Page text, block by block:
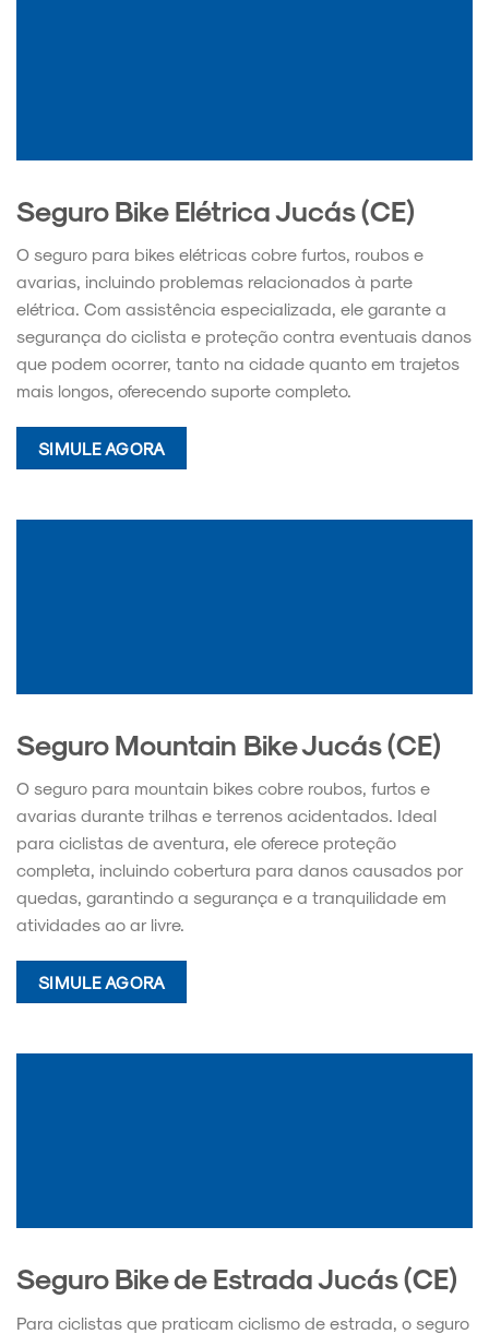
Seguro Bike Elétrica Jucás (CE)
O seguro para bikes elétricas cobre furtos, roubos e
avarias, incluindo problemas relacionados à parte
elétrica. Com assistência especializada, ele garante a
segurança do ciclista e proteção contra eventuais danos
que podem ocorrer, tanto na cidade quanto em trajetos
mais longos, oferecendo suporte completo.
SIMULE AGORA
Seguro Mountain Bike Jucás (CE)
O seguro para mountain bikes cobre roubos, furtos e
avarias durante trilhas e terrenos acidentados. Ideal
para ciclistas de aventura, ele oferece proteção
completa, incluindo cobertura para danos causados por
quedas, garantindo a segurança e a tranquilidade em
atividades ao ar livre.
SIMULE AGORA
Seguro Bike de Estrada Jucás (CE)
Para ciclistas que praticam ciclismo de estrada, o seguro